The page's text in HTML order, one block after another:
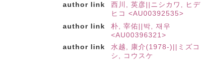
author link
西川, 英彦||ニシカワ, ヒデ
ヒコ <AU00392535>
author link
朴, 宰佑||박, 재우
<AU00396321>
author link
水越, 康介(1978-)||ミズコ
シ, コウスケ